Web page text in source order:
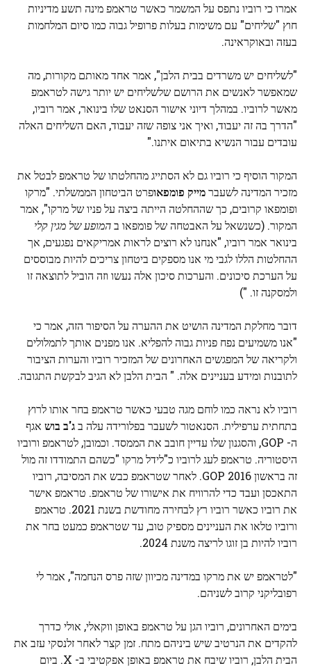
אמרו כי רוביו נתפס על המשמר כאשר טראמפ מינה תשע מדיניות
חוץ "שליחים" עם משימות בעלות פרופיל גבוה כמו סיום המלחמות
בעזה ובאוקראינה.
"לשליחים יש משרדים בבית הלבן", אמר אחד מאותם מקורות, מה
שמאפשר לאנשים את הרושם שלשליחים יש יותר גישה לטראמפ
מאשר לרוביו. במהלך דיוני אישור הסנאט שלו בינואר, אמר רוביו,
"הדרך בה זה יעבוד, ואיך אני צופה שזה יעבוד, האם השליחים האלה
עובדים עבור הנשיא בתיאום איתנו."
המקור הוסיף כי רוביו גם לא הסתייג מהחלטתו של טראמפ לבטל את
מזכיר המדינה לשעברמייק פומפאופרט הביטחון הממשלתי. "מרקו
ופומפאו קרובים, כך שההחלטה הייתה ביצה על פניו של מרקו", אמר
המקור. (כשנשאל על האבטחה של פומפאו בהמופע של מגין קלי
בינואר אמר רוביו, "אנחנו לא רוצים לראות אמריקאים נפגעים, אך
ההחלטות הללו לגבי מי אנו מספקים ביטחון צריכים להיות מבוססים
על הערכת סיכונים. והערכות סיכון אלה נעשו וזה הוביל לתוצאה זו
ולמסקנה זו. ")
דובר מחלקת המדינה הושיט את ההערה על הסיפור הזה, אמר כי
"אנו משמיעים נפח פניות גבוה להפליא. אנו מפנים אותך לתמלולים
ולקריאה של המפגשים האחרונים של המזכיר רוביו והערות הציבור
לתובנות ומידע בעניינים אלה. " הבית הלבן לא הגיב לבקשת התגובה.
רוביו לא נראה כמו לוחם מגה טבעי כאשר טראמפ בחר אותו לרוץ
בתחתית ערפילית. הסנאטור לשעבר בפלורידה עלה בג'ב בוש אגף
ה- ​​GOP, והסגנון שלו עדיין חובב את הממסד. וכמובן, לטראמפ ורוביו
היסטוריה. טראמפ לעג לרוביו כ"לידל מרקו "כשהם התמודדו זה מול
זה בראשון GOP 2016. לאחר שטראמפ כבש את המסיבה, רוביו
התאכסן ועבד כדי להרוויח את אישורו של טראמפ. טראמפ אישר
את רוביו כאשר רוביו רץ לבחירה מחודשת בשנת 2021. טראמפ
ורוביו טלאו את העניינים מספיק טוב, עד שטראמפ כמעט בחר את
רוביו להיות בן זוגו לריצה משנת 2024.
"לטראמפ יש את מרקו במדינה מכיוון שזה פרס הנחמה", אמר לי
רפובליקני קרוב לשניהם.
בימים האחרונים, רוביו הגן על טראמפ באופן ווקאלי, אולי כדרך
להקדים את הנרטיב שיש ביניהם מתח. זמן קצר לאחר זלנסקי עזב את
הבית הלבן, רוביו שיבח את טראמפ באופן אפקטיבי ב- X. ביום